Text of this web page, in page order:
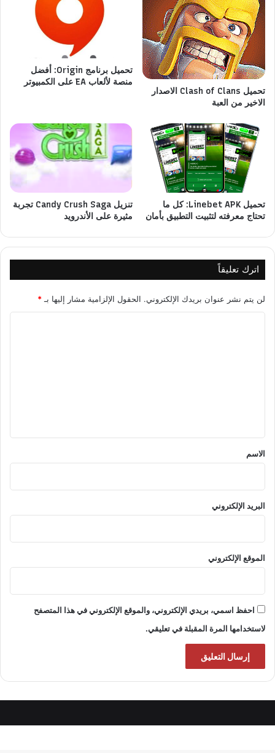
تحميل Clash of Clans الاصدار
الاخير من العبة
تحميل برنامج Origin: أفضل
منصة لألعاب EA على الكمبيوتر
تحميل Linebet APK: كل ما
تحتاج معرفته لتثبيت التطبيق بأمان
تنزيل Candy Crush Saga تجربة
مثيرة على الأندرويد
اترك تعليقاً
لن يتم نشر عنوان بريدك الإلكتروني. الحقول الإلزامية مشار إليها بـ *
*
الاسم
البريد الإلكتروني
الموقع الإلكتروني
احفظ اسمي، بريدي الإلكتروني، والموقع الإلكتروني في هذا المتصفح
لاستخدامها المرة المقبلة في تعليقي.